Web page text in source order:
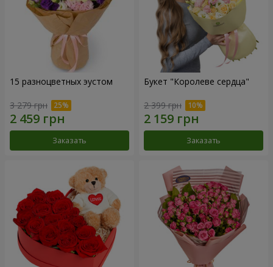
15 разноцветных эустом
3 279 грн
Заказать
Букет "Королеве сердца"
2 399 грн
Заказать